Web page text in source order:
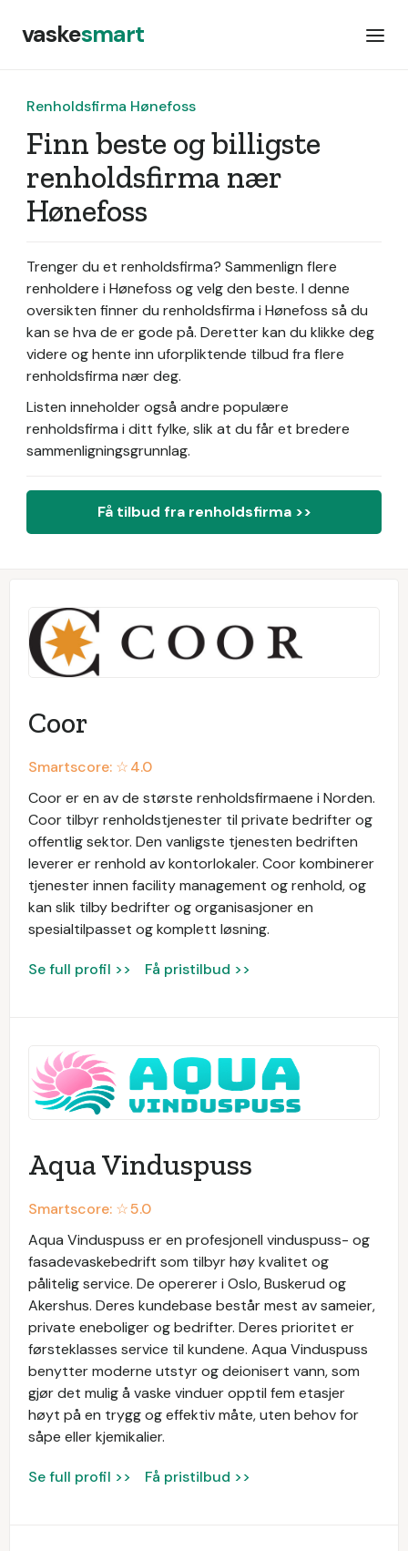
vaskesmart
Renholdsfirma Hønefoss
Finn beste og billigste
renholdsfirma nær
Hønefoss
Trenger du et renholdsfirma? Sammenlign flere
renholdere i Hønefoss og velg den beste. I denne
oversikten finner du renholdsfirma i Hønefoss så du
kan se hva de er gode på. Deretter kan du klikke deg
videre og hente inn uforpliktende tilbud fra flere
renholdsfirma nær deg.
Listen inneholder også andre populære
renholdsfirma i ditt fylke, slik at du får et bredere
sammenligningsgrunnlag.
Få tilbud fra renholdsfirma >>
Coor
Smartscore: ☆4.0
Coor er en av de største renholdsfirmaene i Norden.
Coor tilbyr renholdstjenester til private bedrifter og
offentlig sektor. Den vanligste tjenesten bedriften
leverer er renhold av kontorlokaler. Coor kombinerer
tjenester innen facility management og renhold, og
kan slik tilby bedrifter og organisasjoner en
spesialtilpasset og komplett løsning.
Se full profil >> Få pristilbud >>
Aqua Vinduspuss
Smartscore: ☆5.0
Aqua Vinduspuss er en profesjonell vinduspuss- og
fasadevaskebedrift som tilbyr høy kvalitet og
pålitelig service. De opererer i Oslo, Buskerud og
Akershus. Deres kundebase består mest av sameier,
private eneboliger og bedrifter. Deres prioritet er
førsteklasses service til kundene. Aqua Vinduspuss
benytter moderne utstyr og deionisert vann, som
gjør det mulig å vaske vinduer opptil fem etasjer
høyt på en trygg og effektiv måte, uten behov for
såpe eller kjemikalier.
Se full profil >> Få pristilbud >>